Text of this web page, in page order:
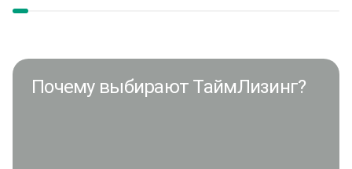
Почему выбирают ТаймЛизинг?